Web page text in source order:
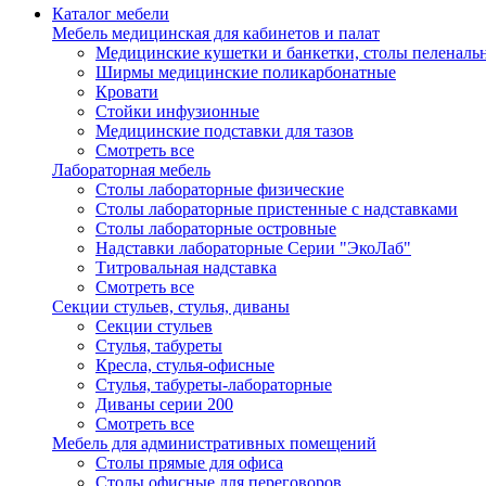
Каталог мебели
Мебель медицинская для кабинетов и палат
Медицинские кушетки и банкетки, столы
Ширмы медицинские поликарбонатные
Кровати
Стойки инфузионные
Медицинские подставки для тазов
Смотреть все
Лабораторная мебель
Столы лабораторные физические
Столы лабораторные пристенные с надставками
Столы лабораторные островные
Надставки лабораторные Серии "ЭкоЛаб"
Титровальная надставка
Смотреть все
Секции стульев, стулья, диваны
Секции стульев
Стулья, табуреты
Кресла, стулья-офисные
Стулья, табуреты-лабораторные
Диваны серии 200
Смотреть все
Мебель для административных помещений
Столы прямые для офиса
Столы офисные для переговоров